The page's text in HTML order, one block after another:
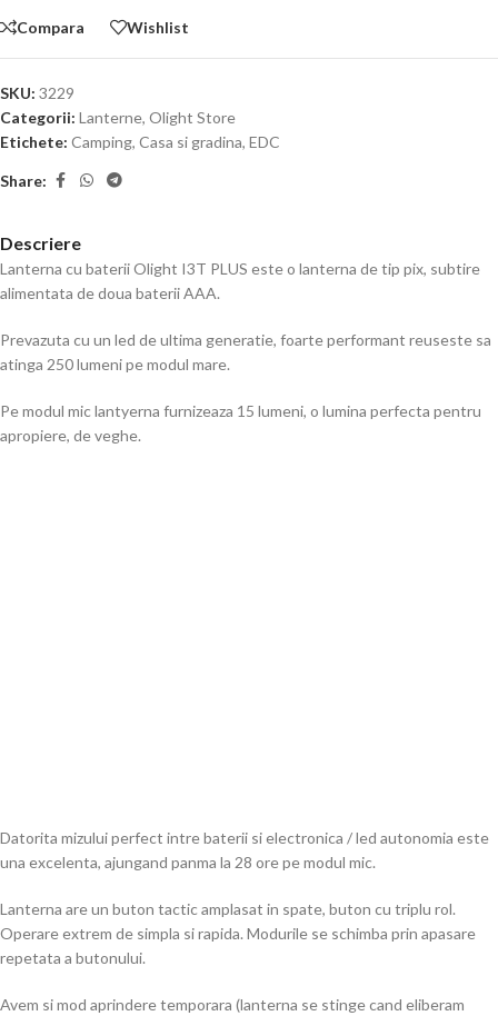
Compara Wishlist
SKU: 3229
Categorii: Lanterne, Olight Store
Etichete: Camping, Casa si gradina, EDC
Share:
Descriere
Lanterna cu baterii Olight I3T PLUS este o lanterna de tip pix, subtire
alimentata de doua baterii AAA.
Prevazuta cu un led de ultima generatie, foarte performant reuseste sa
atinga 250 lumeni pe modul mare.
Pe modul mic lantyerna furnizeaza 15 lumeni, o lumina perfecta pentru
apropiere, de veghe.
Datorita mizului perfect intre baterii si electronica / led autonomia este
una excelenta, ajungand panma la 28 ore pe modul mic.
Lanterna are un buton tactic amplasat in spate, buton cu triplu rol.
Operare extrem de simpla si rapida. Modurile se schimba prin apasare
repetata a butonului.
Avem si mod aprindere temporara (lanterna se stinge cand eliberam